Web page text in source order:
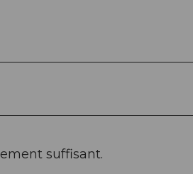
suffisant.